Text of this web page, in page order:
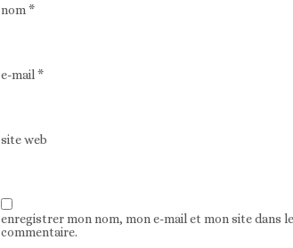
nom *
e-mail *
site web
enregistrer mon nom, mon e-mail et mon site dans
commentaire.